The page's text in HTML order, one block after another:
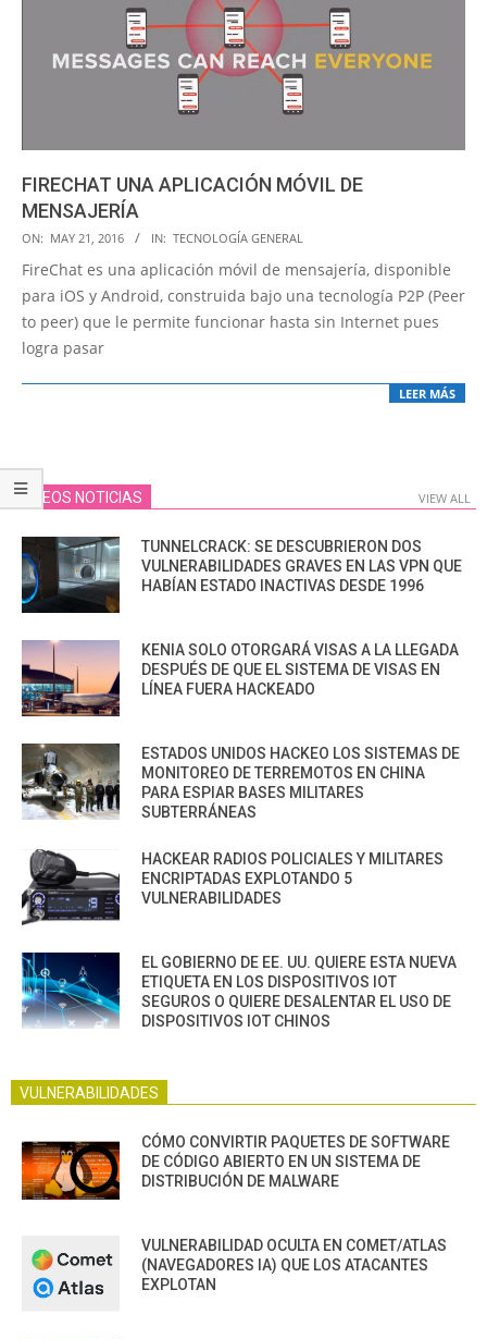
FIRECHAT UNA APLICACIÓN MÓVIL DE
MENSAJERÍA
2016-
05-
21
ON: MAY 21, 2016 IN: TECNOLOGÍA GENERAL
FireChat es una aplicación móvil de mensajería, disponible
para iOS y Android, construida bajo una tecnología P2P (Peer
to peer) que le permite funcionar hasta sin Internet pues
logra pasar
LEER MÁS
VIDEOS NOTICIAS VIEW ALL
TUNNELCRACK: SE DESCUBRIERON DOS
VULNERABILIDADES GRAVES EN LAS VPN QUE
HABÍAN ESTADO INACTIVAS DESDE 1996
KENIA SOLO OTORGARÁ VISAS A LA LLEGADA
DESPUÉS DE QUE EL SISTEMA DE VISAS EN
LÍNEA FUERA HACKEADO
ESTADOS UNIDOS HACKEO LOS SISTEMAS DE
MONITOREO DE TERREMOTOS EN CHINA
PARA ESPIAR BASES MILITARES
SUBTERRÁNEAS
HACKEAR RADIOS POLICIALES Y MILITARES
ENCRIPTADAS EXPLOTANDO 5
VULNERABILIDADES
EL GOBIERNO DE EE. UU. QUIERE ESTA NUEVA
ETIQUETA EN LOS DISPOSITIVOS IOT
SEGUROS O QUIERE DESALENTAR EL USO DE
DISPOSITIVOS IOT CHINOS
VULNERABILIDADES
CÓMO CONVIRTIR PAQUETES DE SOFTWARE
DE CÓDIGO ABIERTO EN UN SISTEMA DE
DISTRIBUCIÓN DE MALWARE
VULNERABILIDAD OCULTA EN COMET/ATLAS
(NAVEGADORES IA) QUE LOS ATACANTES
EXPLOTAN